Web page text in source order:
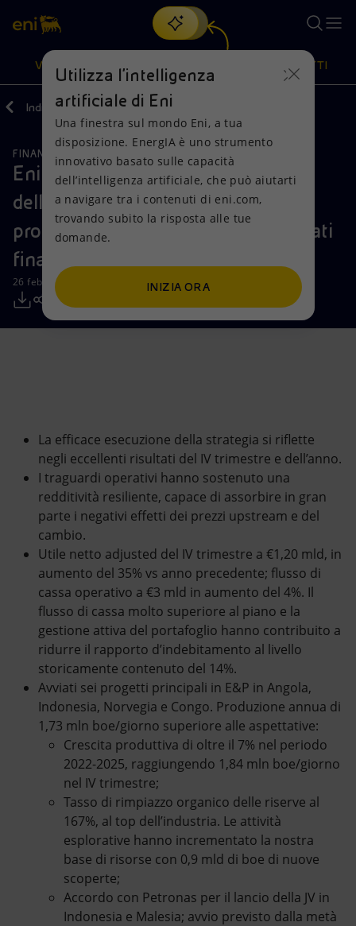
Cerca
scopri EnergIA, la nostra nuova soluzione di intelligenza
artificiale.
VISIONE
Visione
Mission e valori
Persone e Partnership
Net Zero
Modello satellitare
Scenari energetici
Azioni
Diversificazione energetica
Tecnologie per la transizione
Collaborazioni per l'innovazione
Attività nel mondo
PRODOTTI
Prodotti
Casa
Imprese
Mobilità
Indietro Media Comunicati Stampa
FINANZA, STRATEGIA E REPORT
Eni: risultati del quarto trimestre e
dell’esercizio 2025 Significativi
progressi nella strategia e nei risultati
finanziari
26 febbraio 2026 - 07:31 CET
La efficace esecuzione della strategia si riflette
negli eccellenti risultati del IV trimestre e dell’anno.
I traguardi operativi hanno sostenuto una
redditività resiliente, capace di assorbire in gran
parte i negativi effetti dei prezzi upstream e del
cambio.
Utile netto adjusted del IV trimestre a €1,20 mld, in
aumento del 35% vs anno precedente; flusso di
cassa operativo a €3 mld in aumento del 4%. Il
flusso di cassa molto superiore al piano e la
gestione attiva del portafoglio hanno contribuito a
ridurre il rapporto d’indebitamento al livello
storicamente contenuto del 14%.
Avviati sei progetti principali in E&P in Angola,
Indonesia, Norvegia e Congo. Produzione annua di
1,73 mln boe/giorno superiore alle aspettative:
Crescita produttiva di oltre il 7% nel periodo
2022-2025, raggiungendo 1,84 mln boe/giorno
nel IV trimestre;
Tasso di rimpiazzo organico delle riserve al
167%, al top dell’industria. Le attività
esplorative hanno incrementato la nostra
base di risorse con 0,9 mld di boe di nuove
scoperte;
Accordo con Petronas per il lancio della JV in
Indonesia e Malesia; avvio previsto dalla metà
Utilizza l'intelligenza
artificiale di Eni
Una finestra sul mondo Eni, a tua
disposizione. EnergIA è uno strumento
innovativo basato sulle capacità
dell’intelligenza artificiale, che può aiutarti
a navigare tra i contenuti di eni.com,
trovando subito la risposta alle tue
domande.
INIZIA ORA